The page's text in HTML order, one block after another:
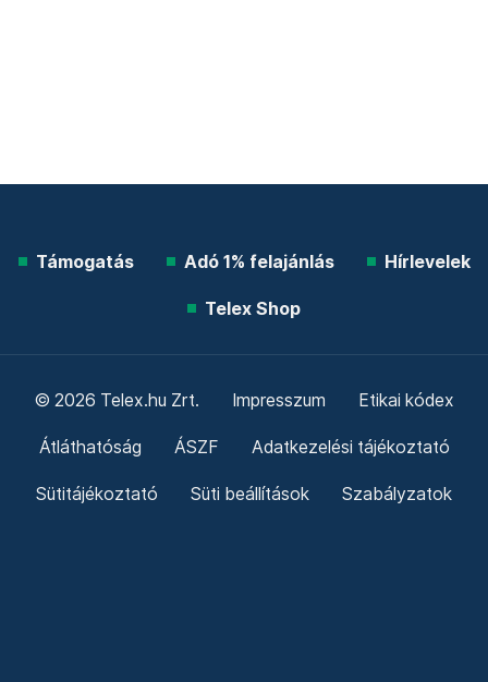
Támogatás Adó 1% felajánlás Hírlevelek
Telex Shop
© 2026 Telex.hu Zrt. Impresszum Etikai kódex
Átláthatóság ÁSZF Adatkezelési tájékoztató
Sütitájékoztató Süti beállítások Szabályzatok